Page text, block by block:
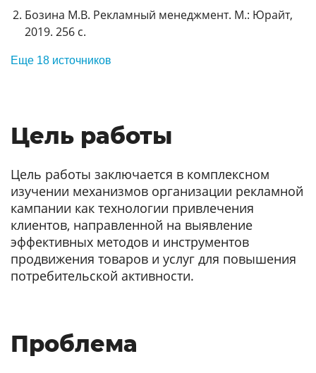
Бозина М.В. Рекламный менеджмент. М.: Юрайт,
2019. 256 с.
Еще 18 источников
Цель работы
Цель работы заключается в комплексном
изучении механизмов организации рекламной
кампании как технологии привлечения
клиентов, направленной на выявление
эффективных методов и инструментов
продвижения товаров и услуг для повышения
потребительской активности.
Проблема